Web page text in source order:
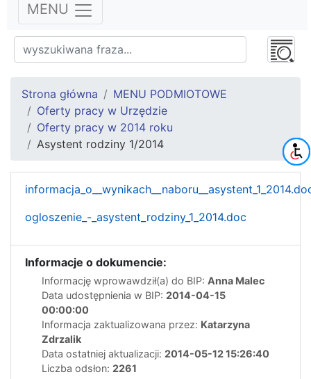
MENU
Strona główna
MENU PODMIOTOWE
Oferty pracy w Urzędzie
Oferty pracy w 2014 roku
Asystent rodziny 1/2014
ogloszenie_-_asystent_rodziny_1_2014.doc
Informacje o dokumencie:
Informację wprowawdził(a) do BIP: Anna Malec
Data udostępnienia w BIP: 2014-04-15
00:00:00
Informacja zaktualizowana przez: Katarzyna
Zdrzalik
Data ostatniej aktualizacji: 2014-05-12 15:26:40
Liczba odsłon: 2261